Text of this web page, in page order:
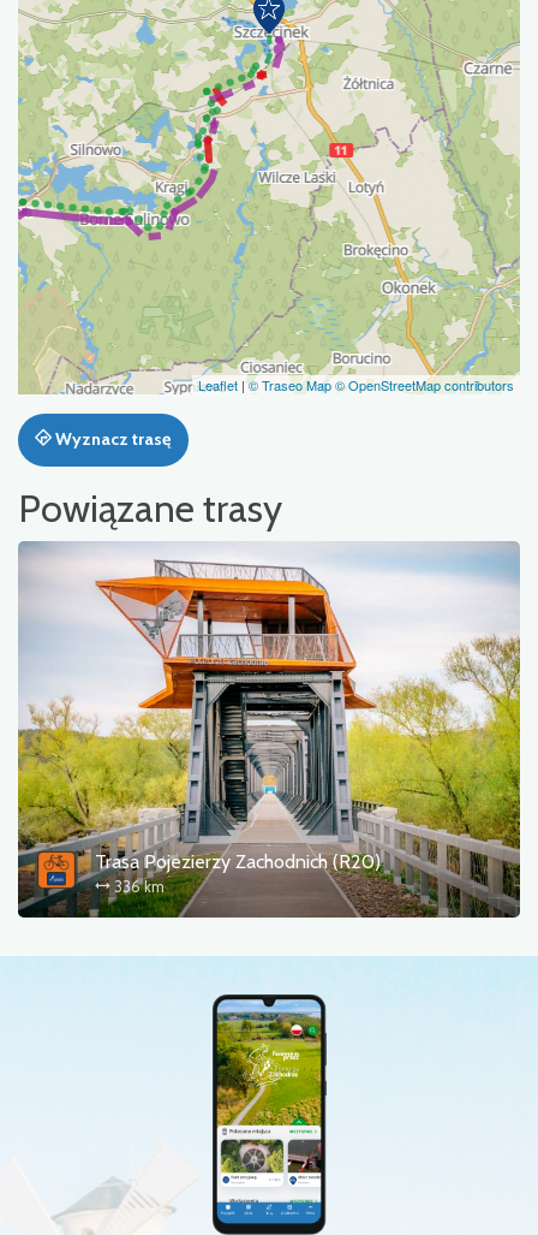
Leaflet | © Traseo Map© OpenStreetMap contributors
Wyznacz trasę
Powiązane trasy
Trasa Pojezierzy Zachodnich (R20)
336 km